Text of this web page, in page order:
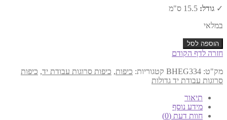
✓ גודל:
במלאי
כמות
של
עבודת
יד
הוספה לסל
חזרה לדף הקודם
מק"ט: BHEG334 קטגוריות: כיפות, כיפות סרוגות עבודת יד, כיפות
סרוגות עבודת יד גדולות
תיאור
מידע נוסף
חוות דעת (0)